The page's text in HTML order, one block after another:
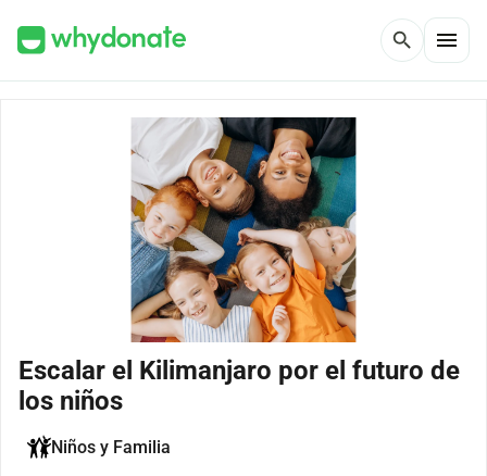
search menu
Escalar el Kilimanjaro por el futuro de
los niños
Niños y Familia